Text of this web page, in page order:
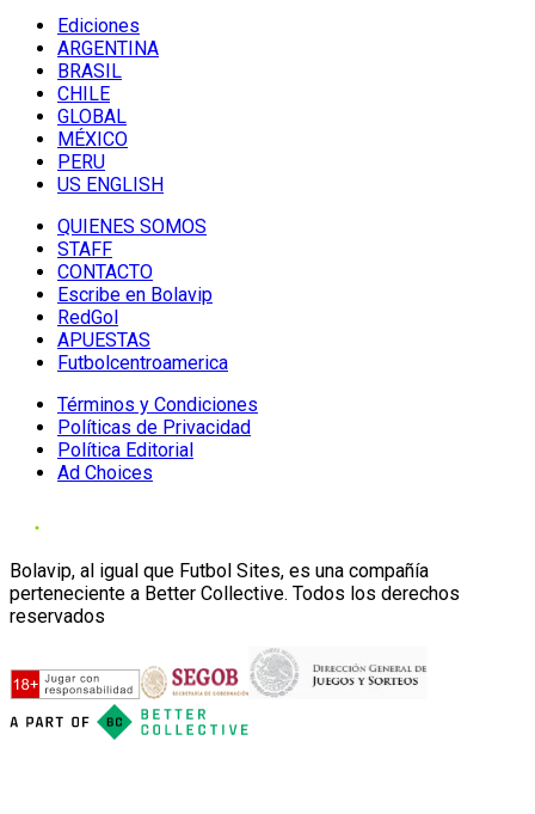
Ediciones
ARGENTINA
BRASIL
CHILE
GLOBAL
MÉXICO
PERU
US ENGLISH
QUIENES SOMOS
STAFF
CONTACTO
Escribe en Bolavip
RedGol
APUESTAS
Futbolcentroamerica
Términos y Condiciones
Políticas de Privacidad
Política Editorial
Ad Choices
Bolavip, al igual que Futbol Sites, es una compañía
perteneciente a Better Collective. Todos los derechos
reservados